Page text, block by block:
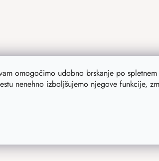
omogočimo udobno brskanje po
nenehno izboljšujemo njegove funkcije,